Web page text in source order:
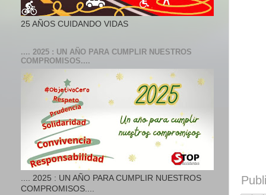
25 AÑOS CUIDANDO VIDAS
.... 2025 : UN AÑO PARA CUMPLIR NUESTROS
COMPROMISOS....
.... 2025 : UN AÑO PARA CUMPLIR NUESTROS
COMPROMISOS....